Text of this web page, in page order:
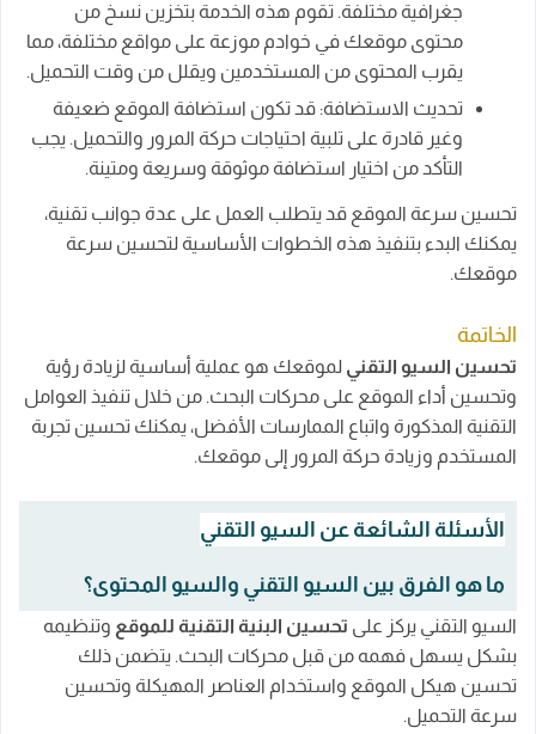
جغرافية مختلفة. تقوم هذه الخدمة بتخزين نسخ من
محتوى موقعك في خوادم موزعة على مواقع مختلفة، مما
يقرب المحتوى من المستخدمين ويقلل من وقت التحميل.
تحديث الاستضافة: قد تكون استضافة الموقع ضعيفة
وغير قادرة على تلبية احتياجات حركة المرور والتحميل. يجب
التأكد من اختيار استضافة موثوقة وسريعة ومتينة.
تحسين سرعة الموقع قد يتطلب العمل على عدة جوانب تقنية،
يمكنك البدء بتنفيذ هذه الخطوات الأساسية لتحسين سرعة
موقعك.
الخاتمة
تحسين السيو التقني لموقعك هو عملية أساسية لزيادة رؤية
وتحسين أداء الموقع على محركات البحث. من خلال تنفيذ العوامل
التقنية المذكورة واتباع الممارسات الأفضل، يمكنك تحسين تجربة
المستخدم وزيادة حركة المرور إلى موقعك.
الأسئلة الشائعة عن السيو التقني
ما هو الفرق بين السيو التقني والسيو المحتوى؟
السيو التقني يركز على تحسين البنية التقنية للموقع وتنظيمه
بشكل يسهل فهمه من قبل محركات البحث. يتضمن ذلك
تحسين هيكل الموقع واستخدام العناصر المهيكلة وتحسين
سرعة التحميل.